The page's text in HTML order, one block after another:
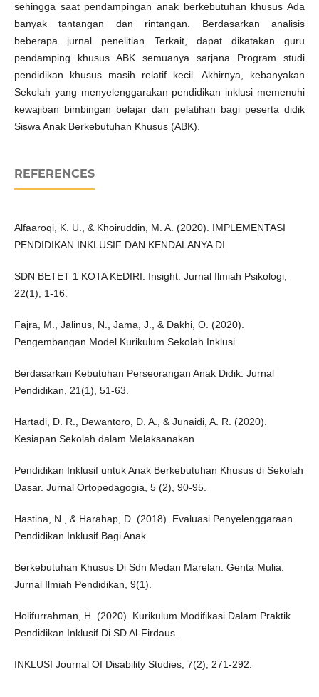
sehingga saat pendampingan anak berkebutuhan khusus Ada
banyak tantangan dan rintangan. Berdasarkan analisis
beberapa jurnal penelitian Terkait, dapat dikatakan guru
pendamping khusus ABK semuanya sarjana Program studi
pendidikan khusus masih relatif kecil. Akhirnya, kebanyakan
Sekolah yang menyelenggarakan pendidikan inklusi memenuhi
kewajiban bimbingan belajar dan pelatihan bagi peserta didik
Siswa Anak Berkebutuhan Khusus (ABK).
REFERENCES
Alfaaroqi, K. U., & Khoiruddin, M. A. (2020). IMPLEMENTASI
PENDIDIKAN INKLUSIF DAN KENDALANYA DI
SDN BETET 1 KOTA KEDIRI. Insight: Jurnal Ilmiah Psikologi,
22(1), 1-16.
Fajra, M., Jalinus, N., Jama, J., & Dakhi, O. (2020).
Pengembangan Model Kurikulum Sekolah Inklusi
Berdasarkan Kebutuhan Perseorangan Anak Didik. Jurnal
Pendidikan, 21(1), 51-63.
Hartadi, D. R., Dewantoro, D. A., & Junaidi, A. R. (2020).
Kesiapan Sekolah dalam Melaksanakan
Pendidikan Inklusif untuk Anak Berkebutuhan Khusus di Sekolah
Dasar. Jurnal Ortopedagogia, 5 (2), 90-95.
Hastina, N., & Harahap, D. (2018). Evaluasi Penyelenggaraan
Pendidikan Inklusif Bagi Anak
Berkebutuhan Khusus Di Sdn Medan Marelan. Genta Mulia:
Jurnal Ilmiah Pendidikan, 9(1).
Holifurrahman, H. (2020). Kurikulum Modifikasi Dalam Praktik
Pendidikan Inklusif Di SD Al-Firdaus.
INKLUSI Journal Of Disability Studies, 7(2), 271-292.